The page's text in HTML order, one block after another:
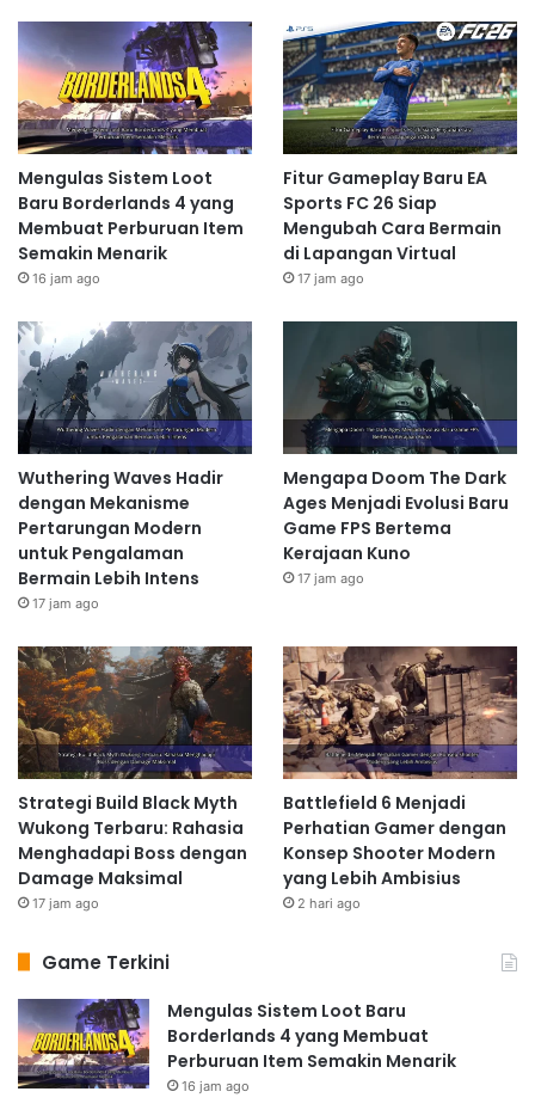
Mengulas Sistem Loot
Baru Borderlands 4 yang
Membuat Perburuan Item
Semakin Menarik
16 jam ago
Fitur Gameplay Baru EA
Sports FC 26 Siap
Mengubah Cara Bermain
di Lapangan Virtual
17 jam ago
Wuthering Waves Hadir
dengan Mekanisme
Pertarungan Modern
untuk Pengalaman
Bermain Lebih Intens
17 jam ago
Mengapa Doom The Dark
Ages Menjadi Evolusi Baru
Game FPS Bertema
Kerajaan Kuno
17 jam ago
Strategi Build Black Myth
Wukong Terbaru: Rahasia
Menghadapi Boss dengan
Damage Maksimal
17 jam ago
Battlefield 6 Menjadi
Perhatian Gamer dengan
Konsep Shooter Modern
yang Lebih Ambisius
2 hari ago
Game Terkini
Mengulas Sistem Loot Baru
Borderlands 4 yang Membuat
Perburuan Item Semakin Menarik
16 jam ago